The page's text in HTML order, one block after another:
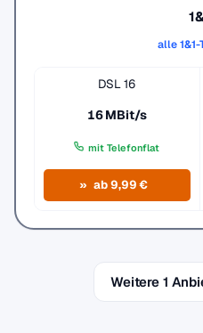
alle
DSL 16
16 MBit/s
mit Telefonflat
ab 9,99 €
Weitere 1